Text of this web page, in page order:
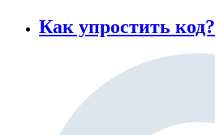
Как упростить код?